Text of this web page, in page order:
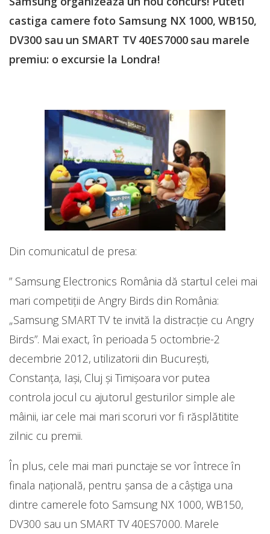
castiga camere foto Samsung NX 1000, WB150,
DV300 sau un SMART TV 40ES7000 sau marele
premiu: o excursie la Londra!
Din comunicatul de presa:
” Samsung Electronics România dă startul celei mai
mari competiții de Angry Birds din România:
„Samsung SMART TV te invită la distracție cu Angry
Birds”. Mai exact, în perioada 5 octombrie-2
decembrie 2012, utilizatorii din București,
Constanța, Iași, Cluj și Timișoara vor putea
controla jocul cu ajutorul gesturilor simple ale
mâinii, iar cele mai mari scoruri vor fi răsplătitite
zilnic cu premii.
În plus, cele mai mari punctaje se vor întrece în
finala națională, pentru șansa de a câștiga una
dintre camerele foto Samsung NX 1000, WB150,
DV300 sau un SMART TV 40ES7000. Marele